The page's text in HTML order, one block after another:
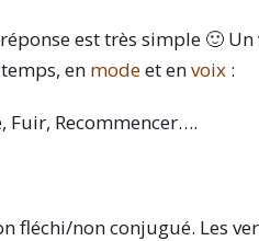
est très simple 🙂
en modeet envoix:
Fuir, Recommencer….
fléchi/non conjugué. Les